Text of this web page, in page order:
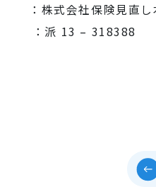
株式会社保険見直し
派 13 – 318388